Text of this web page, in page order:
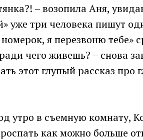
– возопила Аня,
уже три человека пишут
я перезвоню тебе»
чего живешь? – снова
этот глупый рассказ про
утро в съемную комнату,
как можно больше